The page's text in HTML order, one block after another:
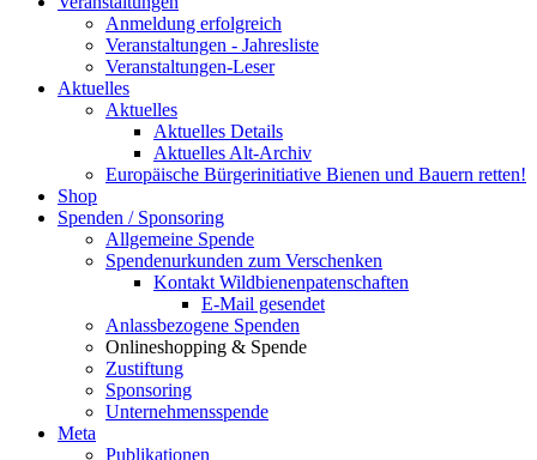
Anmeldung erfolgreich
Veranstaltungen - Jahresliste
Veranstaltungen-Leser
Aktuelles
Aktuelles
Aktuelles Details
Aktuelles Alt-Archiv
Europäische Bürgerinitiative Bienen und Bauern retten!
Shop
Spenden / Sponsoring
Allgemeine Spende
Spendenurkunden zum Verschenken
Kontakt Wildbienenpatenschaften
E-Mail gesendet
Anlassbezogene Spenden
Onlineshopping & Spende
Zustiftung
Sponsoring
Unternehmensspende
Meta
Publikationen